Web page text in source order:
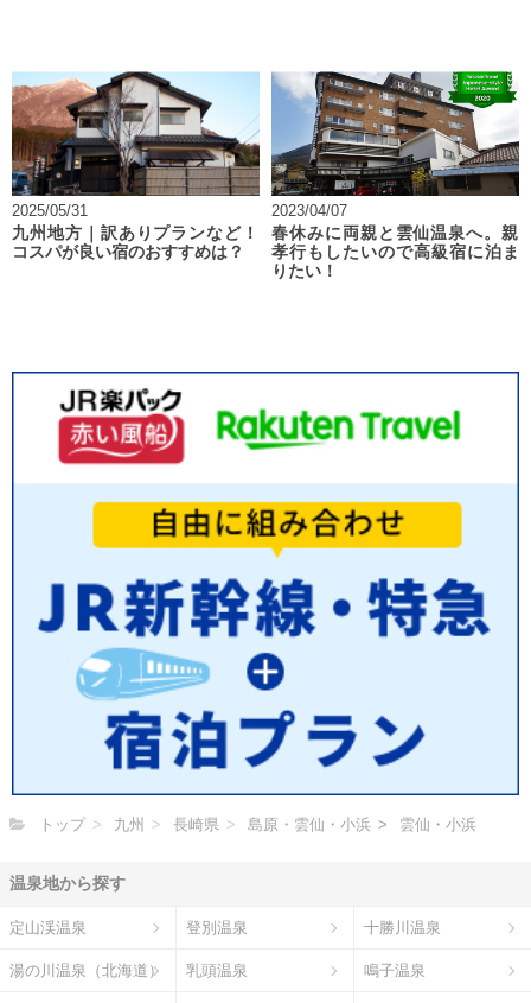
2025/05/31
九州地方｜訳ありプランなど！
コスパが良い宿のおすすめは？
2023/04/07
春休みに両親と雲仙温泉へ。親
孝行もしたいので高級宿に泊ま
りたい！
トップ 九州 長崎県 島原・雲仙・小浜 雲仙・小浜
温泉地から探す
定山渓温泉 登別温泉 十勝川温泉
湯の川温泉（北海道） 乳頭温泉 鳴子温泉